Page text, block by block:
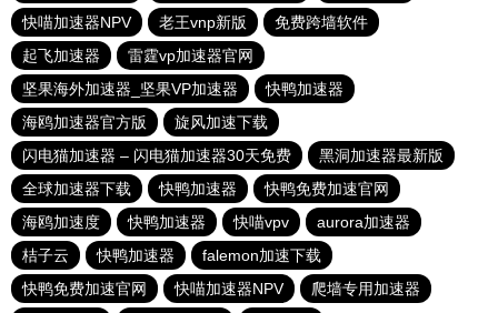
快喵加速器NPV
老王vnp新版
免费跨墙软件
起飞加速器
雷霆vp加速器官网
坚果海外加速器_坚果VP加速器
快鸭加速器
海鸥加速器官方版
旋风加速下载
闪电猫加速器 – 闪电猫加速器30天免费
黑洞加速器最新版
全球加速器下载
快鸭加速器
快鸭免费加速官网
海鸥加速度
快鸭加速器 快喵vpv
aurora加速器
桔子云
快鸭加速器
falemon加速下载
快鸭免费加速官网
快喵加速器NPV 爬墙专用加速器